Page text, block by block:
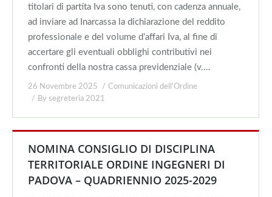
titolari di partita Iva sono tenuti, con cadenza annuale,
ad inviare ad Inarcassa la dichiarazione del reddito
professionale e del volume d’affari Iva, al fine di
accertare gli eventuali obblighi contributivi nei
confronti della nostra cassa previdenziale (v.…
26 Novembre 2025
Comunicazioni dell'Ordine
By segreteria 2021
NOMINA CONSIGLIO DI DISCIPLINA
TERRITORIALE ORDINE INGEGNERI DI
PADOVA – QUADRIENNIO 2025-2029